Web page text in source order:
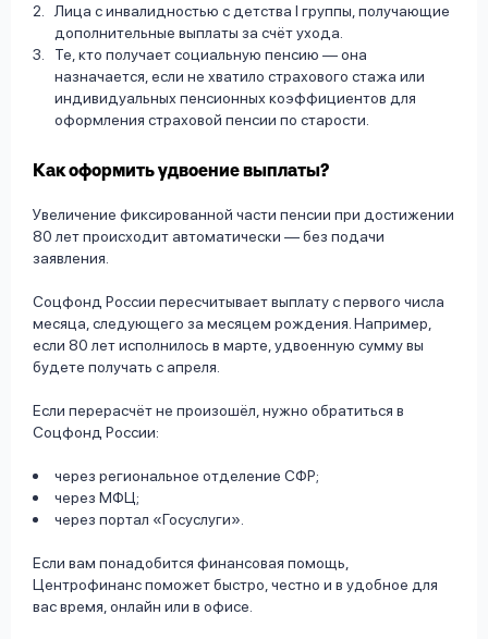
Лица с инвалидностью с детства I группы, получающие
дополнительные выплаты за счёт ухода.
Те, кто получает социальную пенсию — она
назначается, если не хватило страхового стажа или
индивидуальных пенсионных коэффициентов для
оформления страховой пенсии по старости.
Как оформить удвоение выплаты?
Увеличение фиксированной части пенсии при достижении
80 лет происходит автоматически — без подачи
заявления.
Соцфонд России пересчитывает выплату с первого числа
месяца, следующего за месяцем рождения. Например,
если 80 лет исполнилось в марте, удвоенную сумму вы
будете получать с апреля.
Если перерасчёт не произошёл, нужно обратиться в
Соцфонд России:
через региональное отделение СФР;
через МФЦ;
через портал «Госуслуги».
Если вам понадобится финансовая помощь,
Центрофинанс поможет быстро, честно и в удобное для
вас время, онлайн или в офисе.